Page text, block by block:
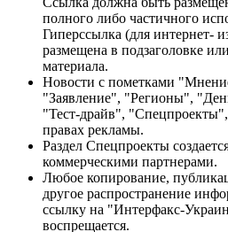
полного либо частичного
Гиперссылка (для интернет-
размещена в подзаголовке
материала.
Новости с пометками
"Заявление", "Регионы",
"Тест-драйв",
правах рекламы.
Раздел Спецпроекты
коммерческими партнерами.
Любое копирование,
другое распространение
ссылку на "Интерфакс-
воспрещается.